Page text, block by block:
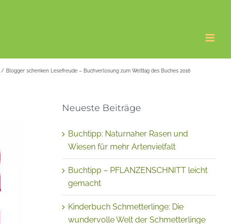
Blogger schenken Lesefreude – Buchverlosung zum Welttag des Buches 2016
Neueste Beiträge
Buchtipp: Naturnaher Rasen und
Wiesen für mehr Artenvielfalt
Buchtipp – PFLANZENSCHNITT leicht
gemacht
Kinderbuch Schmetterlinge: Die
wundervolle Welt der Schmetterlinge